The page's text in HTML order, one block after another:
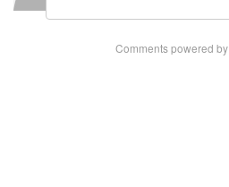
Comments powered by